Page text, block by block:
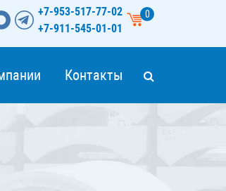
+7-953-517-77-02
+7-911-545-01-01
0
Контакты